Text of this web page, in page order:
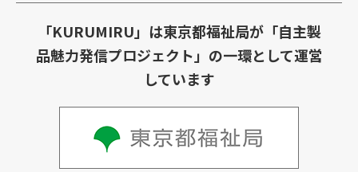
「KURUMIRU」は東京都福祉局が「自主製
品魅力発信プロジェクト」の一環として運営
しています